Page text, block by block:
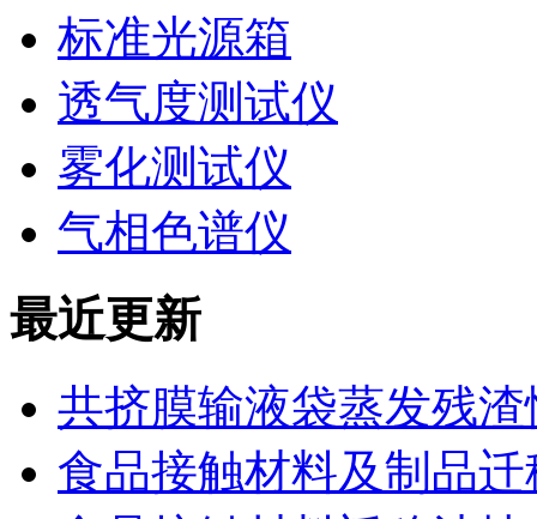
标准光源箱
透气度测试仪
雾化测试仪
气相色谱仪
最近更新
共挤膜输液袋蒸发残
食品接触材料及制品